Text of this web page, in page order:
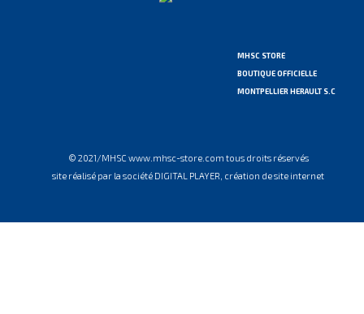
MHSC STORE
BOUTIQUE OFFICIELLE
MONTPELLIER HERAULT S.C
© 2021/MHSC www.mhsc-store.com tous droits réservés
site réalisé par la société DIGITAL PLAYER, création de site internet